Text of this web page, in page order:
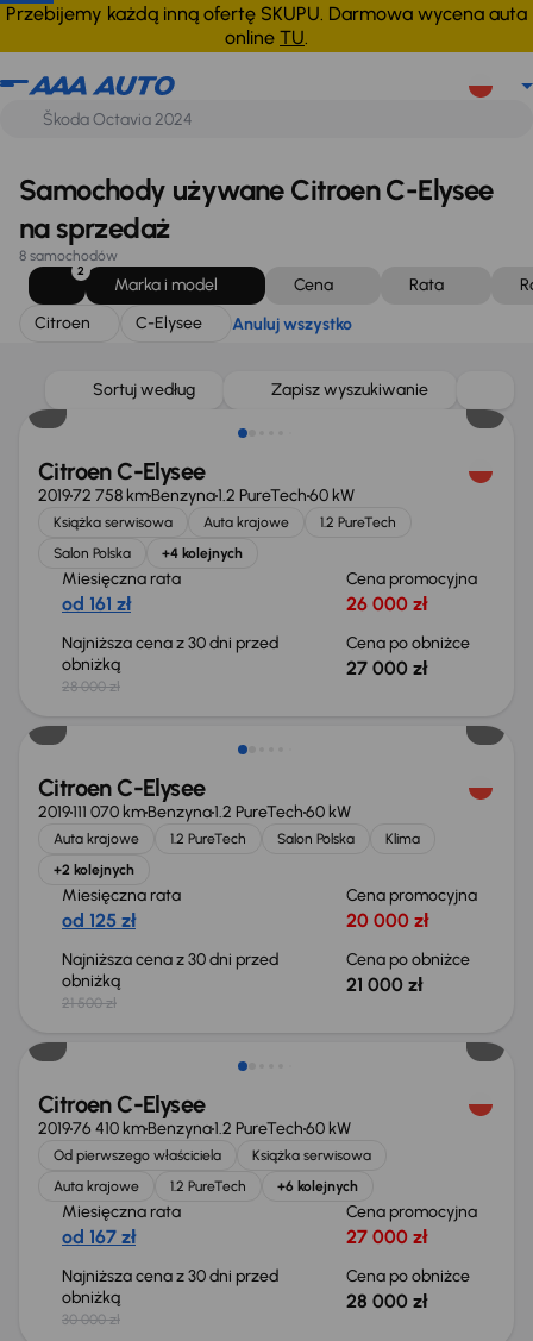
Przebijemy każdą inną ofertę SKUPU. Darmowa wycena auta
online TU.
Citroen C-Elysee Anuluj wszystko
Samochody używane Citroen C-Elysee
na sprzedaż
8 samochodów
2
Marka i model Cena Rata
Citroen
C-Elysee Anuluj wszystko
Sortuj według Zapisz wyszukiwanie
Taniej o 1 000 zł
Citroen C-Elysee
201972 758 kmBenzyna1.2 PureTech60 kW
Książka serwisowa Auta krajowe
1.2 PureTech
Salon Polska
+4 kolejnych
Miesięczna rata
od 161 zł
Cena promocyjna
26 000 zł
Najniższa cena z 30 dni przed
obniżką
28 000 zł
Cena po obniżce
27 000 zł
Taniej o 500 zł
Citroen C-Elysee
2019111 070 kmBenzyna1.2 PureTech60 kW
Auta krajowe 1.2 PureTech Salon Polska
Klima
+2 kolejnych
Miesięczna rata
od 125 zł
Cena promocyjna
20 000 zł
Najniższa cena z 30 dni przed
obniżką
21 500 zł
Cena po obniżce
21 000 zł
Taniej o 2 000 zł
Citroen C-Elysee
201976 410 kmBenzyna1.2 PureTech60 kW
Od pierwszego właściciela
Książka serwisowa
Auta krajowe
1.2 PureTech +6 kolejnych
Miesięczna rata
od 167 zł
Cena promocyjna
27 000 zł
Najniższa cena z 30 dni przed
obniżką
30 000 zł
Cena po obniżce
28 000 zł
Taniej o 500 zł